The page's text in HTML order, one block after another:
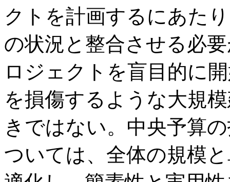
クトを計画するにあた
の状況と整合させる必
ロジェクトを盲目的に
を損傷するような大規
きではない。中央予算
ついては、全体の規模